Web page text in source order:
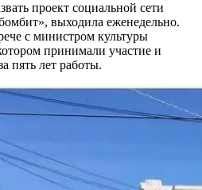
проект социальной сети
выходила еженедельно.
с министром культуры
принимали участие и
пять лет работы.